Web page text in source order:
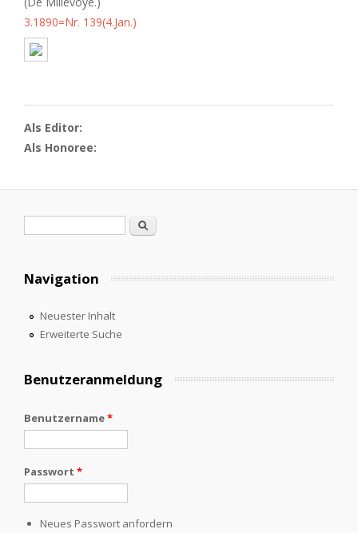
3.1890=Nr. 139(4.Jan.)
Als Editor:
Als Honoree:
Suche
Navigation
Neuester Inhalt
Erweiterte Suche
Benutzeranmeldung
Benutzername*
Passwort *
Neues Passwort anfordern